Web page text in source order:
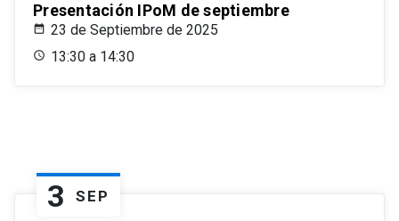
Presentación IPoM de septiembre
23 de Septiembre de 2025
13:30 a 14:30
3 SEP